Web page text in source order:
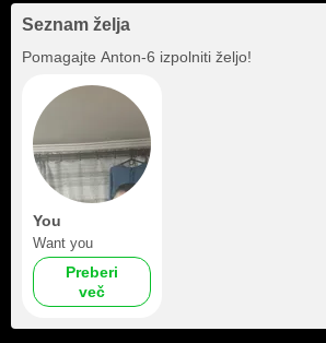
Seznam želja
Pomagajte Anton-6 izpolniti željo!
You
Want you
Preberi
več